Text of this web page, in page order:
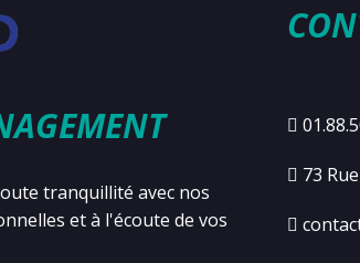
tranquillité avec nos
et à l'écoute de vos
73